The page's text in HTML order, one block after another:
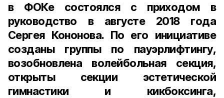
в
ФОКе состоялся с приходом
в
руководство
в августе2018 года
Сергея Кононова. По его инициативе
созданы
группы по пауэрлифтингу,
возобновлена
волейбольная секция,
открыты
секции
эстетической
гимнастики
и кикбоксинга,